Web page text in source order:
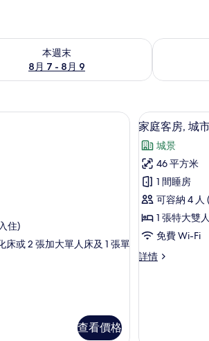
本週末
8月 7 - 8月 9
末 8月 7 - 8月 9的可訂空房 查看下週末
Deluxe Room, Sea View | 迷你吧、房內夾萬、書桌、
住)
床或 2 張加大單人床及 1 張單
查看價格
載
入
所
有
家
庭
客
城
相
3
家庭客房, 城
城景
46 平方米
1 間睡房
可容納 4 人
1 張特大雙
免費 Wi-Fi
詳情
家